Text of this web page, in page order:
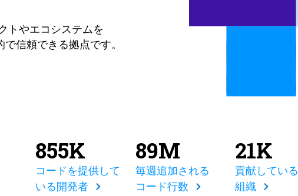
トやエコシステムを
信頼できる拠点です。
855K
コードを提供して
いる開発者
89M
毎週追加される
コード行数
21K
貢献している
組織